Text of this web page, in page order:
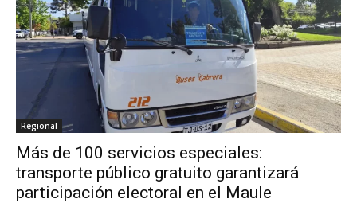
Regional
Más de 100 servicios especiales:
transporte público gratuito garantizará
participación electoral en el Maule